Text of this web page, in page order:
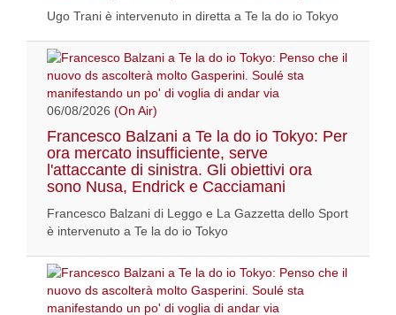
Ugo Trani è intervenuto in diretta a Te la do io Tokyo
06/08/2026 (On Air)
Francesco Balzani a Te la do io Tokyo: Per
ora mercato insufficiente, serve
l'attaccante di sinistra. Gli obiettivi ora
sono Nusa, Endrick e Cacciamani
Francesco Balzani di Leggo e La Gazzetta dello Sport
è intervenuto a Te la do io Tokyo